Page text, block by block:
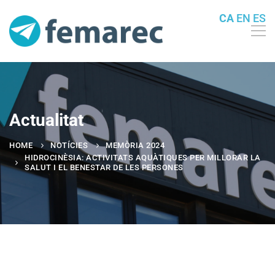
Actualitat
HOME NOTÍCIES
MEMÒRIA 2024
HIDROCINÈSIA: ACTIVITATS AQUÀTIQUES PER MILLORAR LA
SALUT I EL BENESTAR DE LES PERSONES
CA EN ES